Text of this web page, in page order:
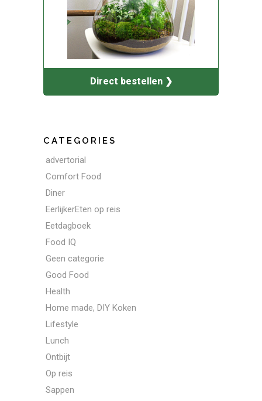
Direct bestellen ❯
CATEGORIES
advertorial
Comfort Food
Diner
EerlijkerEten op reis
Eetdagboek
Food IQ
Geen categorie
Good Food
Health
Home made, DIY Koken
Lifestyle
Lunch
Ontbijt
Op reis
Sappen